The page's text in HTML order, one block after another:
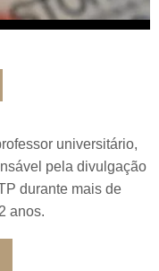
universitário,
pela divulgação
durante mais de
anos.